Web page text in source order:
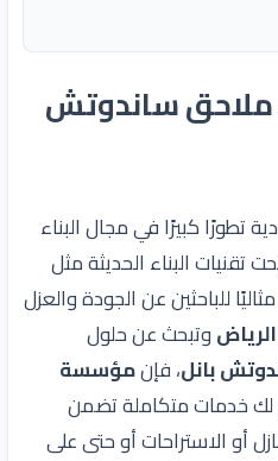
ملاحق ساندوتش
تطورًا كبيرًا في مجال البناء
تقنيات البناء الحديثة مثل
مثاليًا للباحثين عن الجودة والعزل
الرياضوتبحث عن حلول
بانل، فإنمؤسسة
خدمات متكاملة تضمن
أو الاستراحات أو حتى على